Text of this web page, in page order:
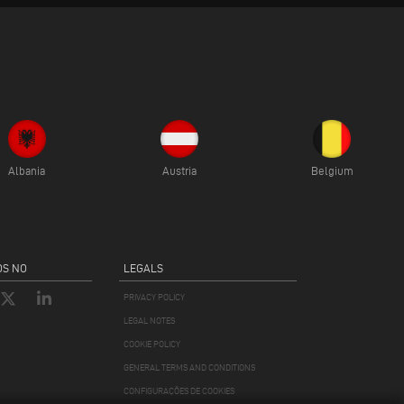
Albania Austria Belgium
NO LEGALS
PRIVACY POLICY
LEGAL NOTES
COOKIE POLICY
GENERAL TERMS AND CONDITIONS
CONFIGURAÇÕES DE COOKIES